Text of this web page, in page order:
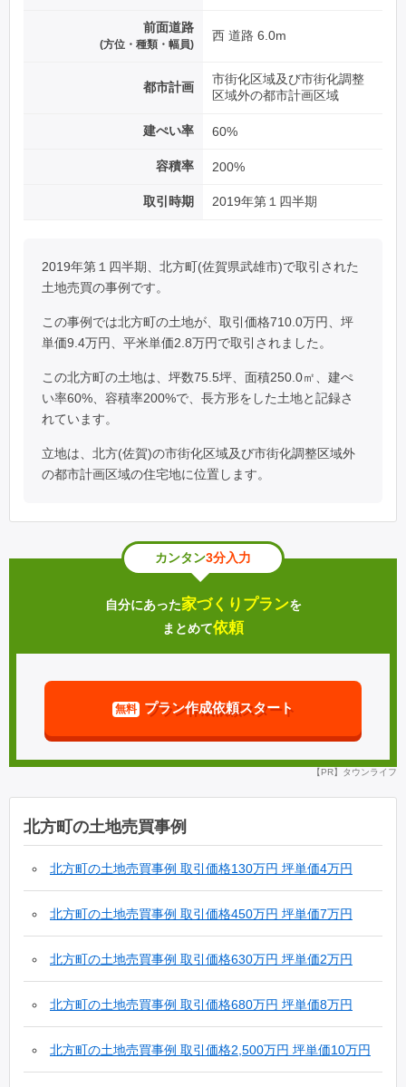
前面道路
(方位・種類・幅員)
西 道路 6.0m
都市計画
市街化区域及び市街化調整
区域外の都市計画区域
建ぺい率 60%
容積率 200%
取引時期 2019年第１四半期
2019年第１四半期、北方町(佐賀県武雄市)で取引された
土地売買の事例です。
この事例では北方町の土地が、取引価格710.0万円、坪
単価9.4万円、平米単価2.8万円で取引されました。
この北方町の土地は、坪数75.5坪、面積250.0㎡、建ぺ
い率60%、容積率200%で、長方形をした土地と記録さ
れています。
立地は、北方(佐賀)の市街化区域及び市街化調整区域外
の都市計画区域の住宅地に位置します。
カンタン3分入力
自分にあった家づくりプランを
まとめて依頼
無料 プラン作成依頼スタート
【PR】タウンライフ
北方町の土地売買事例
北方町の土地売買事例 取引価格130万円 坪単価4万円
(2012年第２四半期)
北方町の土地売買事例 取引価格450万円 坪単価7万円
(2013年第２四半期)
北方町の土地売買事例 取引価格630万円 坪単価2万円
(2015年第１四半期)
北方町の土地売買事例 取引価格680万円 坪単価8万円
(2015年第１四半期)
北方町の土地売買事例 取引価格2,500万円 坪単価10万円